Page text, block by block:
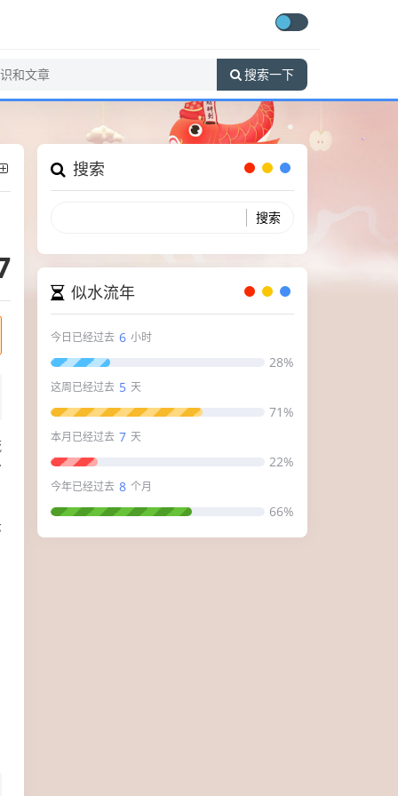
搜索一下
搜索
似水流年
今日已经过去 6 小时
28%
这周已经过去 5 天
71%
本月已经过去 7 天
22%
今年已经过去 8 个月
66%